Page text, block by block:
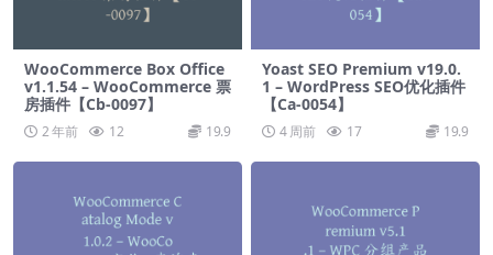
WooCommerce Box Office
v1.1.54 – WooCommerce 票
房插件【Cb-0097】
2 年前 12 19.9
Yoast SEO Premium v​​19.0.
1 – WordPress SEO优化插件
【Ca-0054】
4 周前 17 19.9